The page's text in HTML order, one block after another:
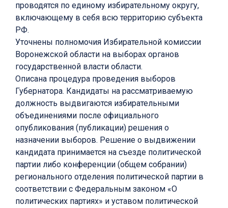
проводятся по единому избирательному округу,
включающему в себя всю территорию субъекта
РФ.
Уточнены полномочия Избирательной комиссии
Воронежской области на выборах органов
государственной власти области.
Описана процедура проведения выборов
Губернатора. Кандидаты на рассматриваемую
должность выдвигаются избирательными
объединениями после официального
опубликования (публикации) решения о
назначении выборов. Решение о выдвижении
кандидата принимается на съезде политической
партии либо конференции (общем собрании)
регионального отделения политической партии в
соответствии с Федеральным законом «О
политических партиях» и уставом политической